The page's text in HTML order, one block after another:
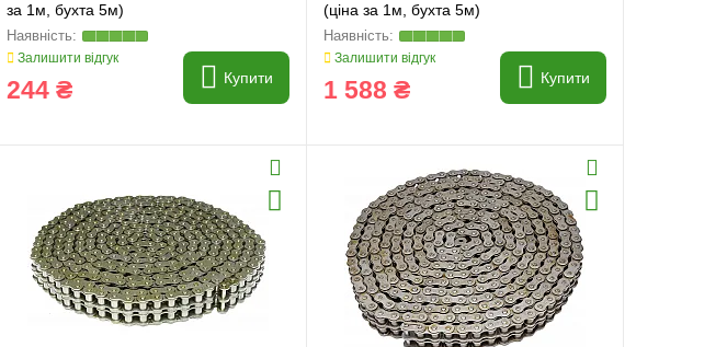
за 1м, бухта 5м)
Залишити відгук
244 ₴ Купити
(ціна за 1м, бухта 5м)
Залишити відгук
1 588 ₴ Купити